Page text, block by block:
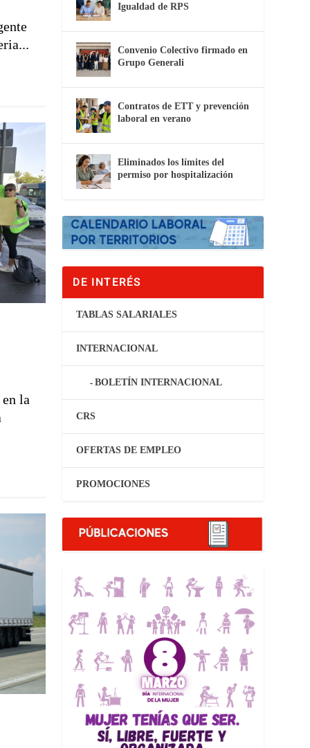
la
Igualdad de RPS
Convenio Colectivo firmado en
Grupo Generali
Contratos de ETT y prevención
laboral en verano
Eliminados los límites del
permiso por hospitalización
DE INTERÉS
TABLAS SALARIALES
INTERNACIONAL
BOLETÍN INTERNACIONAL
CRS
OFERTAS DE EMPLEO
PROMOCIONES